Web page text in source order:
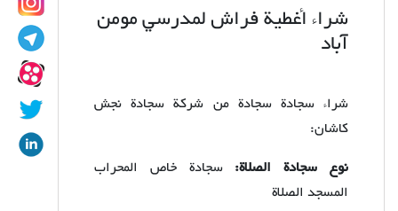
شراء أغطية فراش لمدرسي مومن
آباد
شراء سجادة سجادة من شركة سجادة نجش
كاشان:
نوع سجادة الصلاة: سجادة خاص المحراب
المسجد الصلاة